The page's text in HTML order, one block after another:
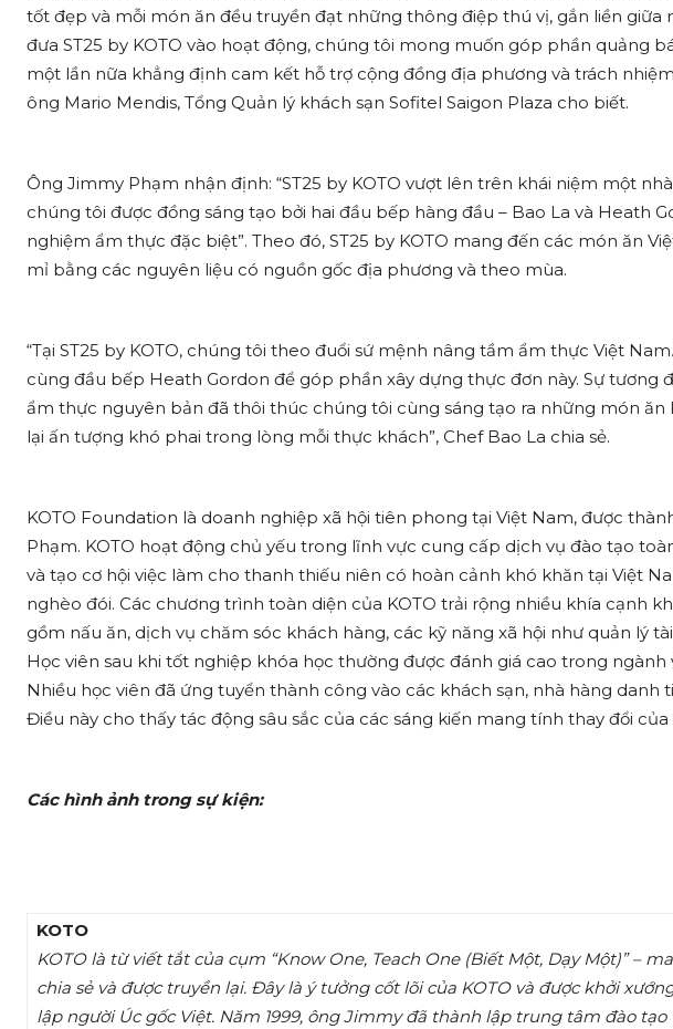
tốt đẹp và mỗi món ăn đều truyền đạt những thông điệp thú vị, gắn liền giữa
đưa ST25 by KOTO vào hoạt động, chúng tôi mong muốn góp phần quảng
một lần nữa khẳng định cam kết hỗ trợ cộng đồng địa phương và trách
ông Mario Mendis, Tổng Quản lý khách sạn Sofitel Saigon Plaza cho biết.
Ông Jimmy Phạm nhận định: “ST25 by KOTO vượt lên trên khái niệm một
chúng tôi được đồng sáng tạo bởi hai đầu bếp hàng đầu – Bao La và Heath
nghiệm ẩm thực đặc biệt”. Theo đó, ST25 by KOTO mang đến các món ăn
mỉ bằng các nguyên liệu có nguồn gốc địa phương và theo mùa.
“Tại ST25 by KOTO, chúng tôi theo đuổi sứ mệnh nâng tầm ẩm thực Việt
cùng đầu bếp Heath Gordon để góp phần xây dựng thực đơn này. Sự tương
ẩm thực nguyên bản đã thôi thúc chúng tôi cùng sáng tạo ra những món
lại ấn tượng khó phai trong lòng mỗi thực khách”, Chef Bao La chia sẻ.
KOTO Foundation là doanh nghiệp xã hội tiên phong tại Việt Nam, được
Phạm. KOTO hoạt động chủ yếu trong lĩnh vực cung cấp dịch vụ đào tạo
và tạo cơ hội việc làm cho thanh thiếu niên có hoàn cảnh khó khăn tại Việt
nghèo đói. Các chương trình toàn diện của KOTO trải rộng nhiều khía cạnh
gồm nấu ăn, dịch vụ chăm sóc khách hàng, các kỹ năng xã hội như quản lý
Học viên sau khi tốt nghiệp khóa học thường được đánh giá cao trong ngành
Nhiều học viên đã ứng tuyển thành công vào các khách sạn, nhà hàng danh
Điều này cho thấy tác động sâu sắc của các sáng kiến mang tính thay đổi của
Các hình ảnh trong sự kiện:
KOTO
KOTO là từ viết tắt của cụm “Know One, Teach One (Biết Một, Dạy Một)” –
chia sẻ và được truyền lại. Đây là ý tưởng cốt lõi của KOTO và được khởi
lập người Úc gốc Việt. Năm 1999, ông Jimmy đã thành lập trung tâm đào